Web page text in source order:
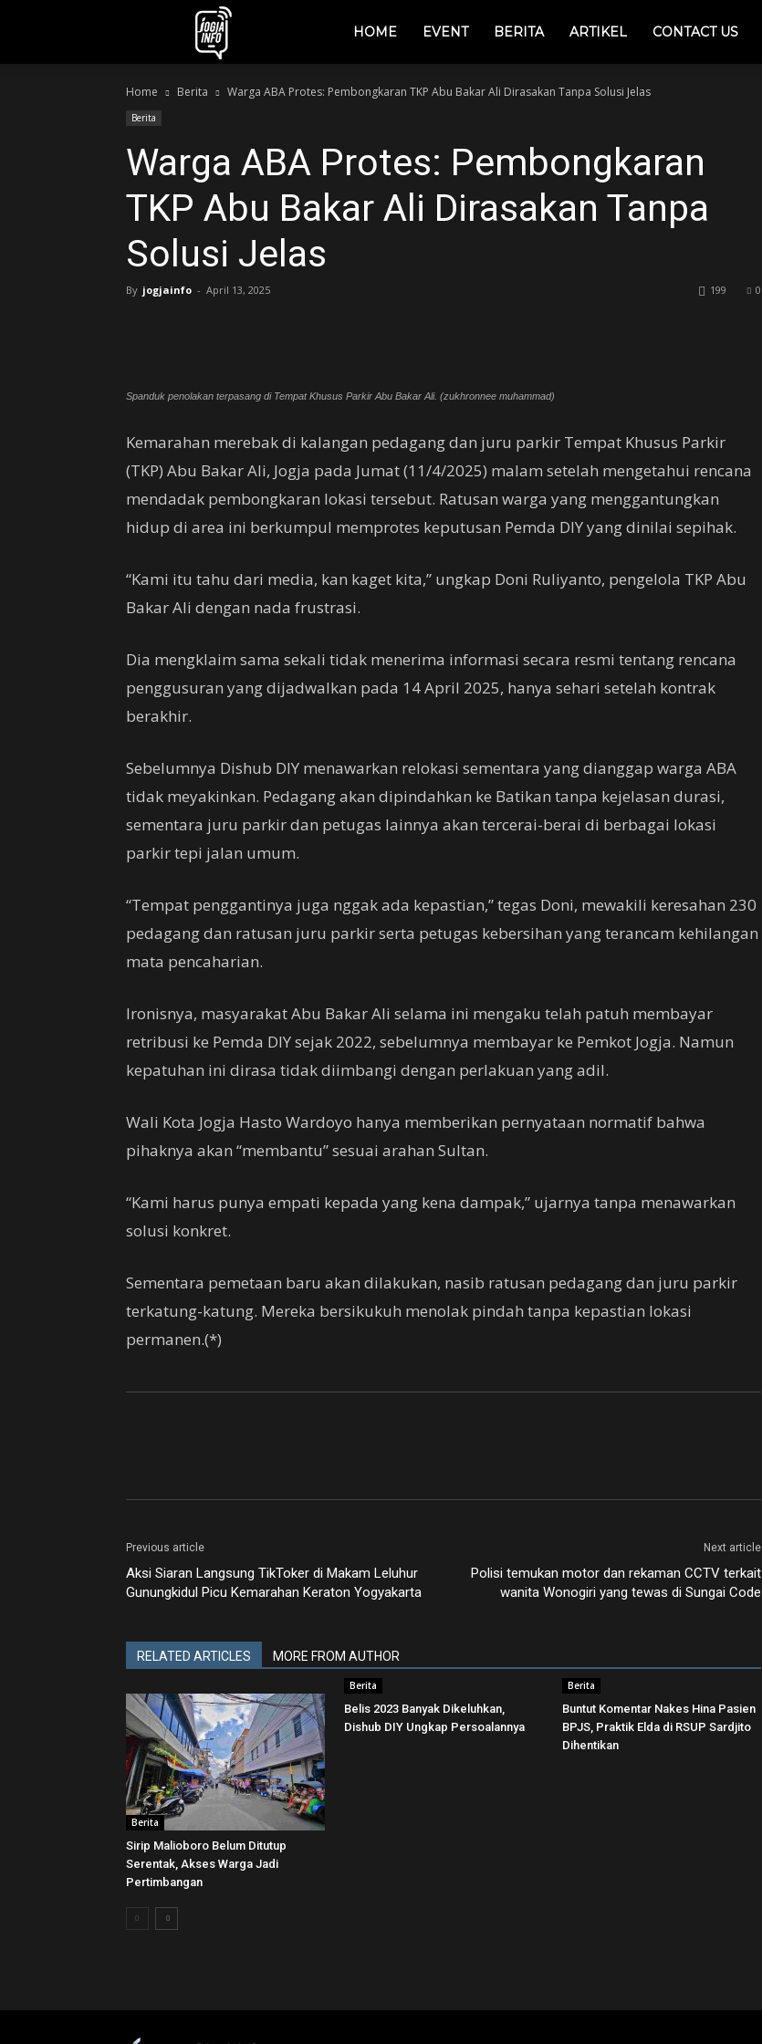
jogjainfo.idHOME EVENT BERITA ARTIKEL CONTACT US
Home Berita Warga ABA Protes: Pembongkaran TKP Abu Bakar Ali Dirasakan Tanpa Solusi Jelas
Berita
Warga ABA Protes: Pembongkaran
TKP Abu Bakar Ali Dirasakan Tanpa
Solusi Jelas
By jogjainfo - April 13, 2025 0
199
Spanduk penolakan terpasang di Tempat Khusus Parkir Abu Bakar Ali. (zukhronnee muhammad)
Kemarahan merebak di kalangan pedagang dan juru parkir Tempat Khusus Parkir
(TKP) Abu Bakar Ali, Jogja pada Jumat (11/4/2025) malam setelah mengetahui rencana
mendadak pembongkaran lokasi tersebut. Ratusan warga yang menggantungkan
hidup di area ini berkumpul memprotes keputusan Pemda DIY yang dinilai sepihak.
“Kami itu tahu dari media, kan kaget kita,” ungkap Doni Ruliyanto, pengelola TKP Abu
Bakar Ali dengan nada frustrasi.
Dia mengklaim sama sekali tidak menerima informasi secara resmi tentang rencana
penggusuran yang dijadwalkan pada 14 April 2025, hanya sehari setelah kontrak
berakhir.
Sebelumnya Dishub DIY menawarkan relokasi sementara yang dianggap warga ABA
tidak meyakinkan. Pedagang akan dipindahkan ke Batikan tanpa kejelasan durasi,
sementara juru parkir dan petugas lainnya akan tercerai-berai di berbagai lokasi
parkir tepi jalan umum.
“Tempat penggantinya juga nggak ada kepastian,” tegas Doni, mewakili keresahan 230
pedagang dan ratusan juru parkir serta petugas kebersihan yang terancam kehilangan
mata pencaharian.
Ironisnya, masyarakat Abu Bakar Ali selama ini mengaku telah patuh membayar
retribusi ke Pemda DIY sejak 2022, sebelumnya membayar ke Pemkot Jogja. Namun
kepatuhan ini dirasa tidak diimbangi dengan perlakuan yang adil.
Wali Kota Jogja Hasto Wardoyo hanya memberikan pernyataan normatif bahwa
pihaknya akan “membantu” sesuai arahan Sultan.
“Kami harus punya empati kepada yang kena dampak,” ujarnya tanpa menawarkan
solusi konkret.
Sementara pemetaan baru akan dilakukan, nasib ratusan pedagang dan juru parkir
terkatung-katung. Mereka bersikukuh menolak pindah tanpa kepastian lokasi
permanen.(*)
Previous article
Aksi Siaran Langsung TikToker di Makam Leluhur
Gunungkidul Picu Kemarahan Keraton Yogyakarta
Next article
Polisi temukan motor dan rekaman CCTV terkait
wanita Wonogiri yang tewas di Sungai Code
RELATED ARTICLES MORE FROM AUTHOR
Berita
Sirip Malioboro Belum Ditutup
Serentak, Akses Warga Jadi
Pertimbangan
Berita
Belis 2023 Banyak Dikeluhkan,
Dishub DIY Ungkap Persoalannya
Berita
Buntut Komentar Nakes Hina Pasien
BPJS, Praktik Elda di RSUP Sardjito
Dihentikan